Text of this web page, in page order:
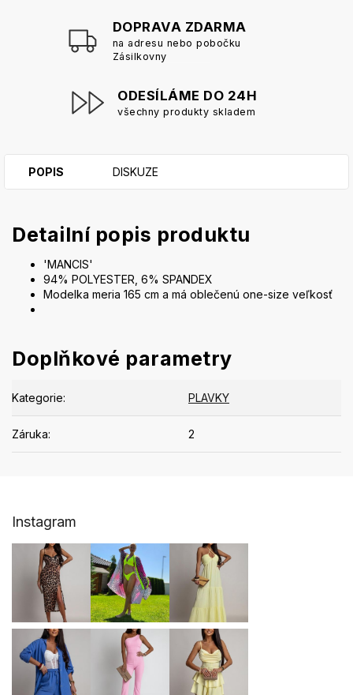
DOPRAVA ZDARMA
na adresu nebo pobočku
Zásilkovny
ODESÍLÁME DO 24H
všechny produkty skladem
POPIS DISKUZE
Detailní popis produktu
'MANCIS'
94% POLYESTER, 6% SPANDEX
Modelka meria 165 cm a má oblečenú one-size veľkosť
Doplňkové parametry
Kategorie: PLAVKY
Záruka: 2
Instagram